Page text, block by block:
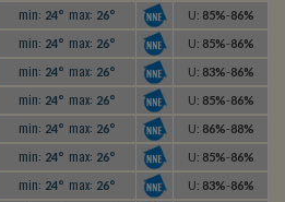
min: 24° max: 26° U: 85%-86%
min: 24° max: 26° U: 85%-86%
min: 24° max: 26° U: 83%-86%
min: 24° max: 26° U: 85%-86%
min: 24° max: 26° U: 86%-88%
min: 24° max: 26° U: 85%-86%
min: 24° max: 26° U: 83%-86%